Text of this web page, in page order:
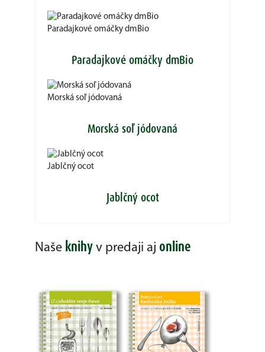
Paradajkové omáčky dmBio
Paradajkové omáčky dmBio
Morská soľ jódovaná
Morská soľ jódovaná
Jablčný ocot
Jablčný ocot
Naše knihy v predaji aj online